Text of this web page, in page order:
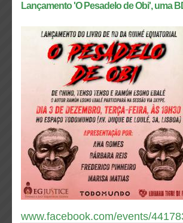
Lançamento 'O Pesadelo de Obi', uma
www.facebook.com/events/